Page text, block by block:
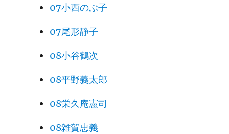
07小西のぶ子
07尾形静子
08小谷鶴次
08平野義太郎
08栄久庵憲司
08雑賀忠義